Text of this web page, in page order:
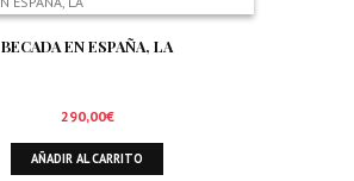
BECADA EN ESPAÑA, LA
290,00€
AÑADIR AL CARRITO